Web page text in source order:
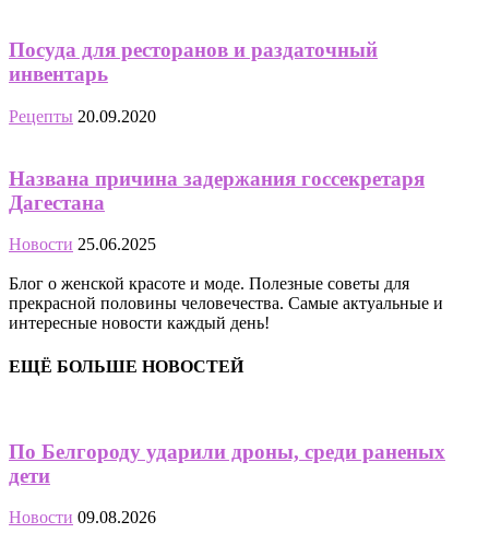
Посуда для ресторанов и раздаточный
инвентарь
Рецепты 20.09.2020
Названа причина задержания госсекретаря
Дагестана
Новости 25.06.2025
Блог о женской красоте и моде. Полезные советы для
прекрасной половины человечества. Самые актуальные и
интересные новости каждый день!
ЕЩЁ БОЛЬШЕ НОВОСТЕЙ
По Белгороду ударили дроны, среди раненых
дети
Новости 09.08.2026